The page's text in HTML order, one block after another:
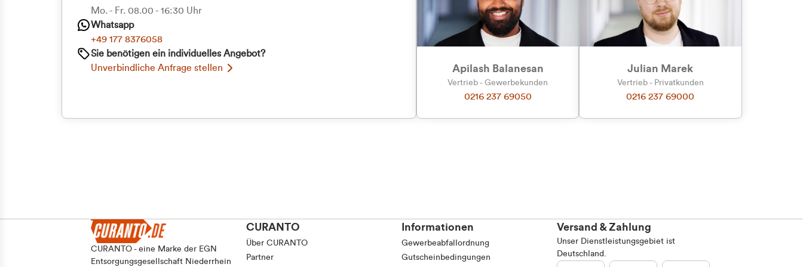
Einwilligungsauswahl
Statistiken Marketing
Mo. - Fr. 08.00 - 16:30 Uhr
Whatsapp
+49 177 8376058
Sie benötigen ein individuelles Angebot?
Unverbindliche Anfrage stellen
Apilash Balanesan
Vertrieb - Gewerbekunden
0216 237 69050
Julian Marek
Vertrieb - Privatkunden
0216 237 69000
CURANTO - eine Marke der EGN
Entsorgungsgesellschaft Niederrhein
CURANTO
Über CURANTO
Partner
Informationen
Gewerbeabfallordnung
Gutscheinbedingungen
Versand & Zahlung
Unser Dienstleistungsgebiet ist
Deutschland.